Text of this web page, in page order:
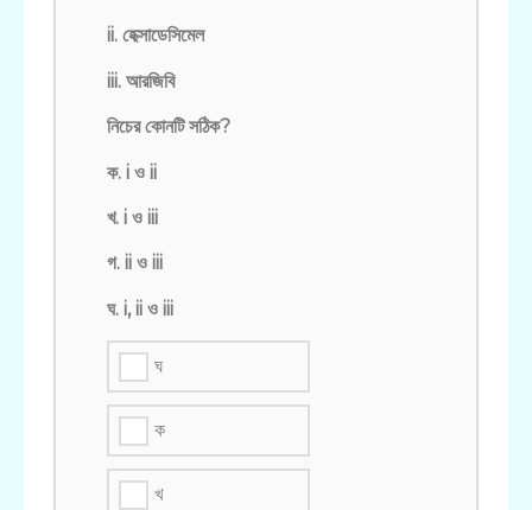
ii. হেক্সাডেসিমেল
iii. আরজিবি
নিচের কোনটি সঠিক?
ক. i ও ii
খ. i ও iii
গ. ii ও iii
ঘ. i, ii ও iii
ঘ
ক
খ